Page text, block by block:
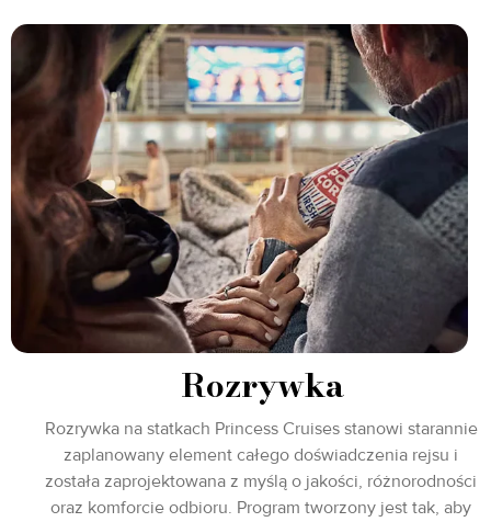
Rozrywka
Rozrywka na statkach Princess Cruises stanowi starannie
zaplanowany element całego doświadczenia rejsu i
została zaprojektowana z myślą o jakości, różnorodności
oraz komforcie odbioru. Program tworzony jest tak, aby